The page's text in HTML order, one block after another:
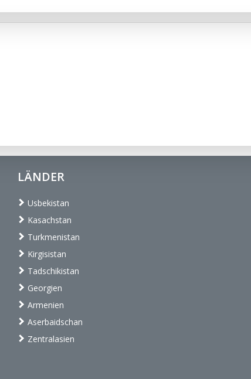
LÄNDER
Usbekistan
Kasachstan
Turkmenistan
Kirgisistan
Tadschikistan
Georgien
Armenien
Aserbaidschan
Zentralasien